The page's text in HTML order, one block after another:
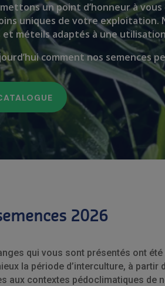
mettons un point d’honneur à
uniques de votre exploitation.
méteils adaptés à une
comment nos
2026
qui vous sont présentés ont
la période d’interculture, à partir
aux contextes pédoclimatiques de